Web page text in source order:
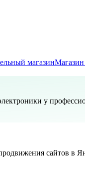
магазинМагазин
у
сайтов в